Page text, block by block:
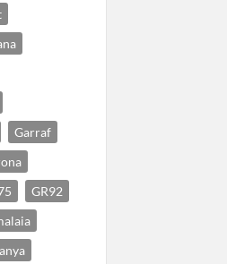
Garraf
GR92